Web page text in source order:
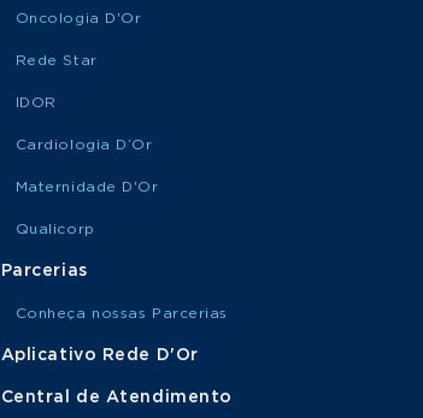
Oncologia D'Or
Rede Star
IDOR
Cardiologia D’Or
Maternidade D'Or
Qualicorp
Parcerias
Conheça nossas Parcerias
Aplicativo Rede D'Or
Central de Atendimento